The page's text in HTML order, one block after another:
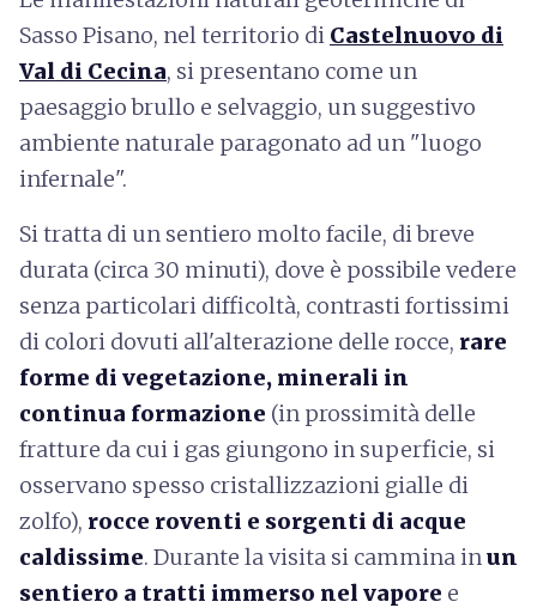
Sasso Pisano, nel territorio di Castelnuovo di
Val di Cecina, si presentano come un
paesaggio brullo e selvaggio, un suggestivo
ambiente naturale paragonato ad un "luogo
infernale".
Si tratta di un sentiero molto facile, di breve
durata (circa 30 minuti), dove è possibile vedere
senza particolari difficoltà, contrasti fortissimi
di colori dovuti all'alterazione delle rocce, rare
forme di vegetazione, minerali in
continua formazione (in prossimità delle
fratture da cui i gas giungono in superficie, si
osservano spesso cristallizzazioni gialle di
zolfo), rocce roventi e sorgenti di acque
caldissime. Durante la visita si cammina inun
sentiero a tratti immerso nel vapore e